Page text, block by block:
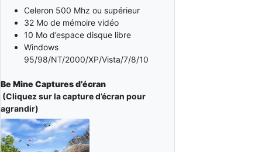
Celeron 500 Mhz ou supérieur
32 Mo de mémoire vidéo
10 Mo d’espace disque libre
Windows
95/98/NT/2000/XP/Vista/7/8/10
Be Mine Captures d’écran
(Cliquez sur la capture d’écran pour
agrandir)